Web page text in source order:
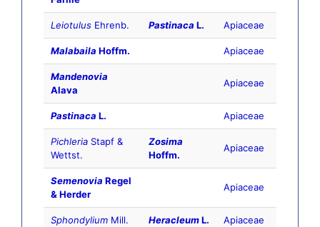
Leiotulus Ehrenb. Pastinaca L. Apiaceae
Malabaila Hoffm. Apiaceae
Mandenovia
Alava
Apiaceae
Pastinaca L. Apiaceae
Pichleria Stapf &
Wettst.
Zosima
Hoffm.
Apiaceae
Semenovia Regel
& Herder
Apiaceae
Sphondylium Mill. HeracleumL. Apiaceae